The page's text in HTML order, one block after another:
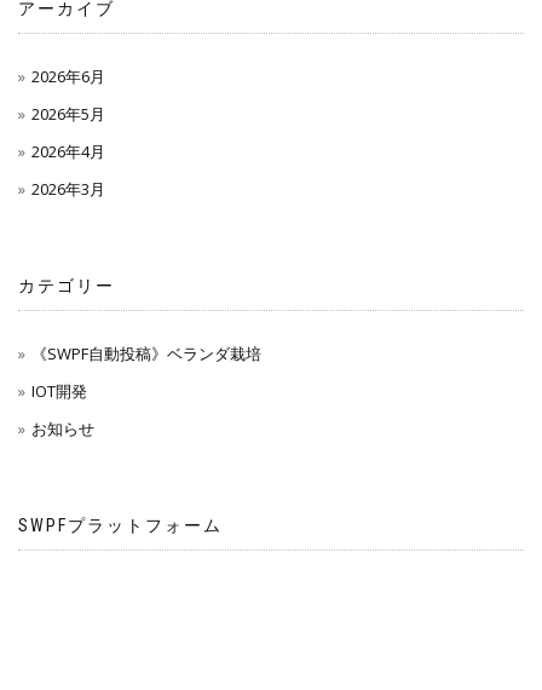
アーカイブ
2026年6月
2026年5月
2026年4月
2026年3月
カテゴリー
《SWPF自動投稿》ベランダ栽培
IOT開発
お知らせ
SWPFプラットフォーム